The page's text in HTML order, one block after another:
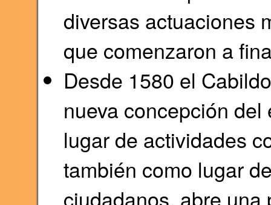
diversas actuaciones
que comenzaron a
Desde 1580 el
nueva concepción
lugar de actividades
también como lugar
ciudadanos, abre